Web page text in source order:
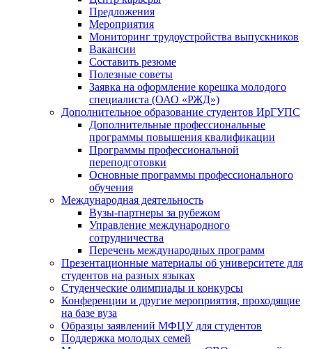
Предложения
Мероприятия
Мониторинг трудоустройства выпускников
Вакансии
Составить резюме
Полезные советы
Заявка на оформление корешка молодого
специалиста (ОАО «РЖД»)
Дополнительное образование студентов ИрГУПС
Дополнительные профессиональные
программы повышения квалификации
Программы профессиональной
переподготовки
Основные программы профессионального
обучения
Международная деятельность
Вузы-партнеры за рубежом
Управление международного
сотрудничества
Перечень международных программ
Презентационные материалы об университете для
студентов на разных языках
Студенческие олимпиады и конкурсы
Конференции и другие мероприятия, проходящие
на базе вуза
Образцы заявлений МФЦУ для студентов
Поддержка молодых семей